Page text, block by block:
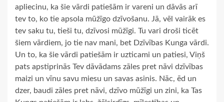
apliecinu, ka šie vārdi patiešām ir vareni un dāvās arī
tev to, ko tie apsola mūžīgo dzīvošanu. Jā, vēl vairāk es
tev saku tu, tieši tu, dzīvosi mūžīgi. Tu vari droši ticēt
šiem vārdiem, jo tie nav mani, bet Dzīvības Kunga vārdi.
Un to, ka šie vārdi patiešām ir uzticami un patiesi, Viņš
pats apstiprinās Tev dāvādams zāles pret nāvi dzīvības
maizi un vīnu savu miesu un savas asinis. Nāc, ēd un
dzer, baudi zāles pret nāvi, dzīvo mūžīgi un zini, ka Tas